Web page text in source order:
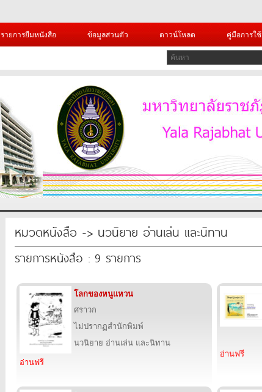
รายการยืมหนังสือ ข้อมูลส่วนตัว ดาวน์โหลด คู่มือการใช้
หมวดหนังสือ -> นวนิยาย อ่านเล่น และนิทาน
รายการหนังสือ : 9 รายการ
โลกของหนูแหวน
ศราวก
ไม่ปรากฏสำนักพิมพ์
นวนิยาย อ่านเล่น และนิทาน
อ่านฟรี
อ่านฟรี